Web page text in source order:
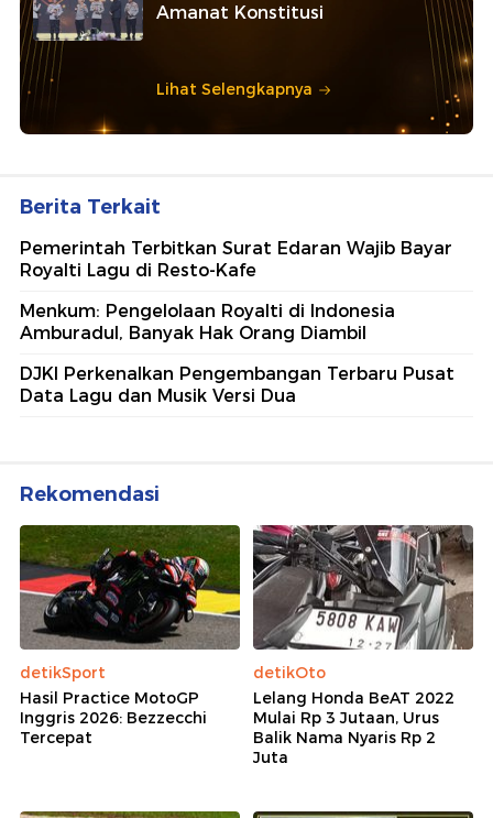
Amanat Konstitusi
Lihat Selengkapnya
Berita Terkait
Pemerintah Terbitkan Surat Edaran Wajib Bayar
Royalti Lagu di Resto-Kafe
Menkum: Pengelolaan Royalti di Indonesia
Amburadul, Banyak Hak Orang Diambil
DJKI Perkenalkan Pengembangan Terbaru Pusat
Data Lagu dan Musik Versi Dua
Rekomendasi
detikSport
Hasil Practice MotoGP
Inggris 2026: Bezzecchi
Tercepat
detikOto
Lelang Honda BeAT 2022
Mulai Rp 3 Jutaan, Urus
Balik Nama Nyaris Rp 2
Juta